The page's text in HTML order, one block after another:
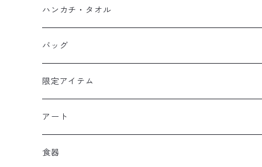
スウェット
若林源三
日向小次郎
カール・ハインツ・シュナイダー
肖俊光
飛翔
マグネット
缶バッジ
カーシェード
フォームローラー
こけし
HKDSTOY
UDF
POP UP PARADE
ハンカチ・タオル
手ぬぐい
タオル
バッグ
限定アイテム
アート
エアーアクリル
食器